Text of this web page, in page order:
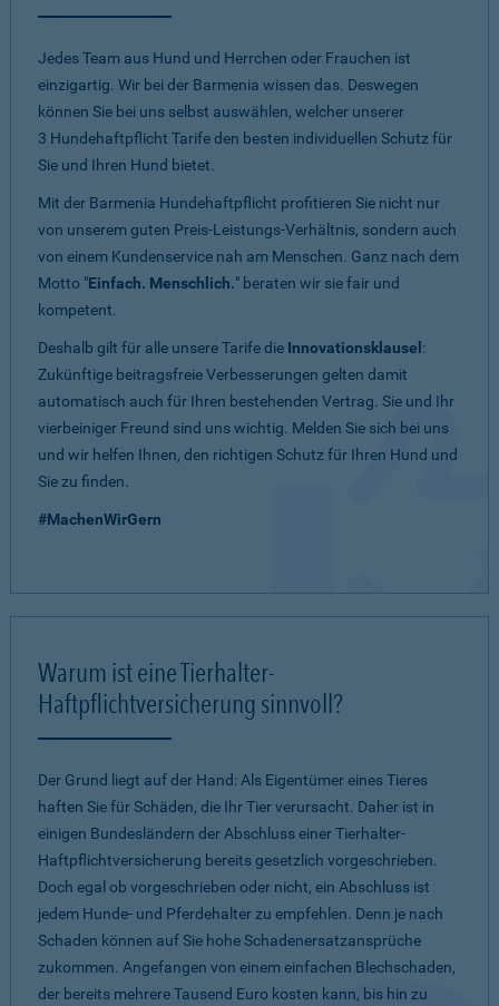
Jedes Team aus Hund und Herrchen oder Frauchen ist
einzigartig. Wir bei der Barmenia wissen das. Deswegen
können Sie bei uns selbst auswählen, welcher unserer
3 Hundehaftpflicht Tarife den besten individuellen Schutz für
Sie und Ihren Hund bietet.
Mit der Barmenia Hundehaftpflicht profitieren Sie nicht nur
von unserem guten Preis-Leistungs-Verhältnis, sondern auch
von einem Kundenservice nah am Menschen. Ganz nach dem
Motto "Einfach. Menschlich." beraten wir sie fair und
kompetent.
Deshalb gilt für alle unsere Tarife die Innovationsklausel :
Zukünftige beitragsfreie Verbesserungen gelten damit
automatisch auch für Ihren bestehenden Vertrag. Sie und Ihr
vierbeiniger Freund sind uns wichtig. Melden Sie sich bei uns
und wir helfen Ihnen, den richtigen Schutz für Ihren Hund und
Sie zu finden.
#MachenWirGern
Warum ist eine Tierhalter-
Haftpflichtversicherung sinnvoll?
Der Grund liegt auf der Hand: Als Eigentümer eines Tieres
haften Sie für Schäden, die Ihr Tier verursacht. Daher ist in
einigen Bundesländern der Abschluss einer Tierhalter-
Haftpflichtversicherung bereits gesetzlich vorgeschrieben.
Doch egal ob vorgeschrieben oder nicht, ein Abschluss ist
jedem Hunde- und Pferdehalter zu empfehlen. Denn je nach
Schaden können auf Sie hohe Schadenersatzansprüche
zukommen. Angefangen von einem einfachen Blechschaden,
der bereits mehrere Tausend Euro kosten kann, bis hin zu